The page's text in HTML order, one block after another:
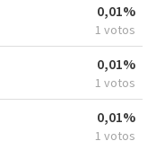
0,01%
1 votos
0,01%
1 votos
0,01%
1 votos